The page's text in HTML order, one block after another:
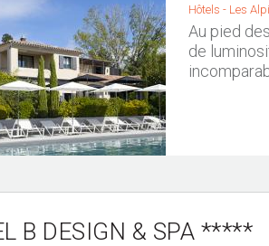
Hôtels - Les
Au pied
de
B DESIGN & SPA *****